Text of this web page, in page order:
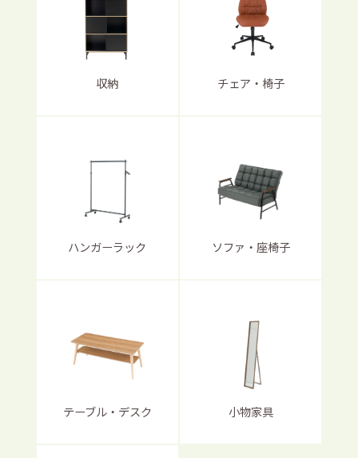
収納 チェア・椅子
ハンガーラック ソファ・座椅子
テーブル・デスク 小物家具